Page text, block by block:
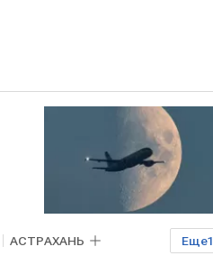
Еще1
АСТРАХАНЬ